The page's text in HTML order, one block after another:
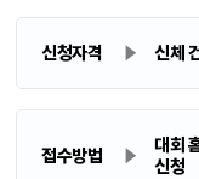
신청자격 신체
접수방법 대회
신청